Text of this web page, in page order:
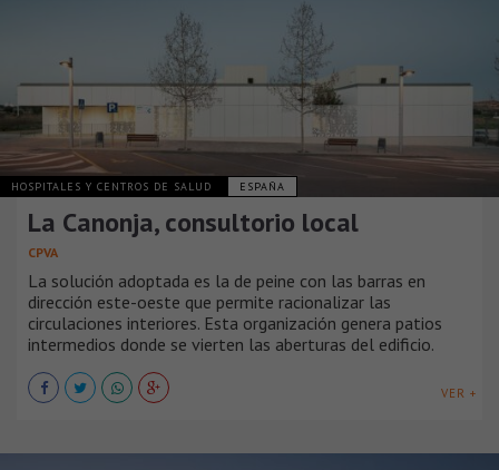
HOSPITALES Y CENTROS DE SALUD ESPAÑA
La Canonja, consultorio local
CPVA
La solución adoptada es la de peine con las barras en
dirección este-oeste que permite racionalizar las
circulaciones interiores. Esta organización genera patios
intermedios donde se vierten las aberturas del edificio.
VER +